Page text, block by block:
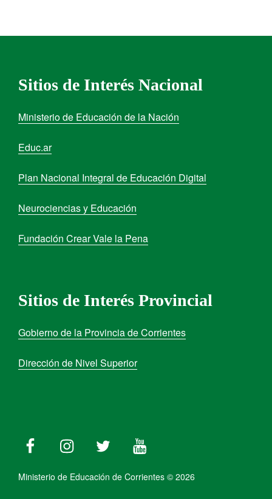
Sitios de Interés Nacional
Ministerio de Educación de la Nación
Educ.ar
Plan Nacional Integral de Educación Digital
Neurociencias y Educación
Fundación Crear Vale la Pena
Sitios de Interés Provincial
Gobierno de la Provincia de Corrientes
Dirección de Nivel Superior
Ministerio de Educación de Corrientes © 2026